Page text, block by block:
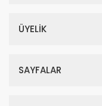
ÜYELİK
SAYFALAR